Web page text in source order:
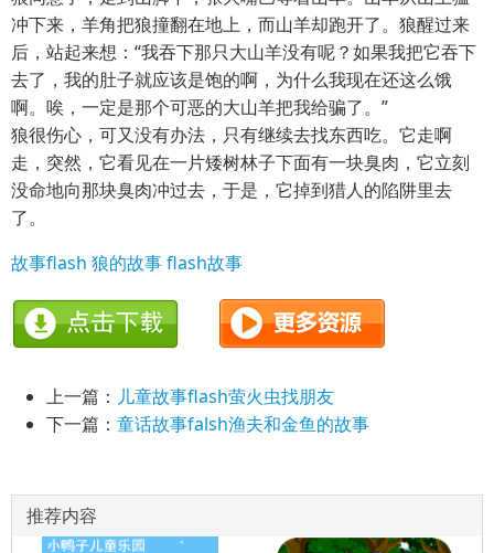
冲下来，羊角把狼撞翻在地上，而山羊却跑开了。狼醒过来
后，站起来想：“我吞下那只大山羊没有呢？如果我把它吞下
去了，我的肚子就应该是饱的啊，为什么我现在还这么饿
啊。唉，一定是那个可恶的大山羊把我给骗了。”
狼很伤心，可又没有办法，只有继续去找东西吃。它走啊
走，突然，它看见在一片矮树林子下面有一块臭肉，它立刻
没命地向那块臭肉冲过去，于是，它掉到猎人的陷阱里去
了。
故事flash 狼的故事flash故事
上一篇： 儿童故事flash萤火虫找朋友
下一篇： 童话故事falsh渔夫和金鱼的故事
推荐内容